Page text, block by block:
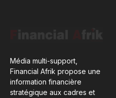
Média multi-support,
Financial Afrik propose une
information financière
stratégique aux cadres et